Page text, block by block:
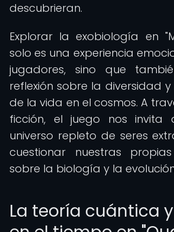
descubrieran.
Explorar la exobiología en
solo es una experiencia
jugadores, sino que
reflexión sobre la diversidad
de la vida en el cosmos. A
ficción, el juego nos invita
universo repleto de seres
cuestionar nuestras
sobre la biología y la
La teoría cuántica